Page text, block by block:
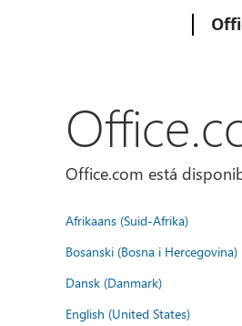
Office.com está
Afrikaans (Suid-Afrika)
Bosanski (Bosna i Hercegovina)
Dansk (Danmark)
English (United States)